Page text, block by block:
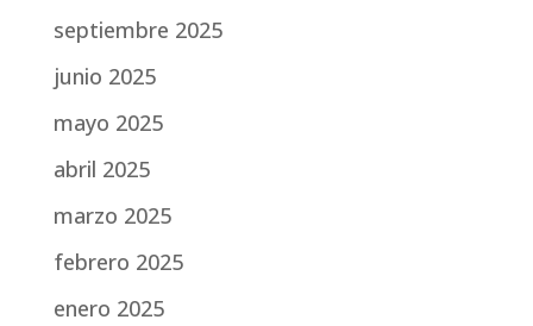
septiembre 2025
junio 2025
mayo 2025
abril 2025
marzo 2025
febrero 2025
enero 2025